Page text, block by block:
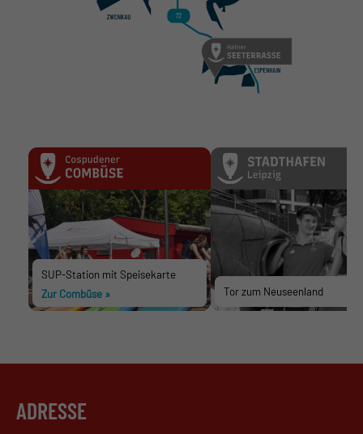
SUP-Station mit Speisekarte
Zur Combüse »
Tor zum Neuseenland
Zum Stadthafen»
ADRESSE